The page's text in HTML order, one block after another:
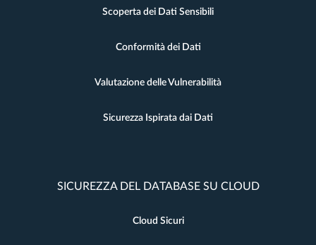
Scoperta dei Dati Sensibili
Conformità dei Dati
Valutazione delle Vulnerabilità
Sicurezza Ispirata dai Dati
SICUREZZA DEL DATABASE SU CLOUD
Cloud Sicuri